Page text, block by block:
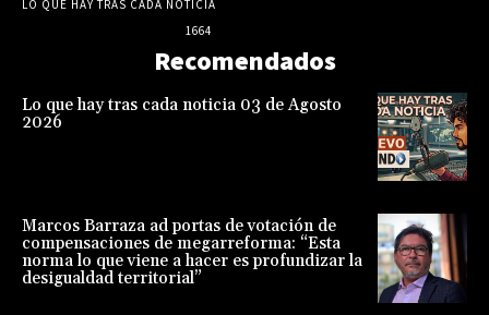
LO QUE HAY TRAS CADA NOTICIA
1664
Recomendados
Lo que hay tras cada noticia 03 de Agosto
2026
Marcos Barraza ad portas de votación de
compensaciones de megarreforma: “Esta
norma lo que viene a hacer es profundizar la
desigualdad territorial”